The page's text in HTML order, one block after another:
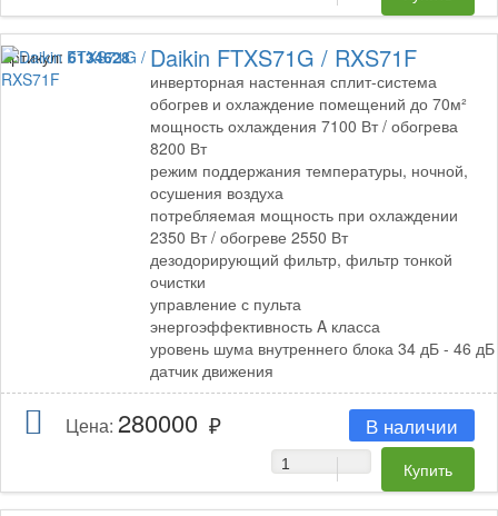
Артикул: 6134628 Daikin FTXS71G / RXS71F
инверторная настенная сплит-система
обогрев и охлаждение помещений до 70м²
мощность охлаждения 7100 Вт / обогрева
8200 Вт
режим поддержания температуры, ночной,
осушения воздуха
потребляемая мощность при охлаждении
2350 Вт / обогреве 2550 Вт
дезодорирующий фильтр, фильтр тонкой
очистки
управление с пульта
энергоэффективность A класса
уровень шума внутреннего блока 34 дБ - 46 дБ
датчик движения
Цена: 280000 В наличии